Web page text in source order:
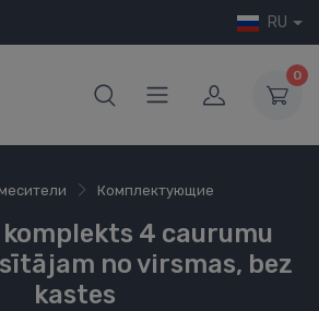
RU
0
Комплектующие
4 caurumu
no virsmas, bez
kastes